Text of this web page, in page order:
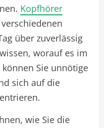
Kopfhörer
über zuverlässig
worauf es im
Sie unnötige
sich auf die
wie Sie die